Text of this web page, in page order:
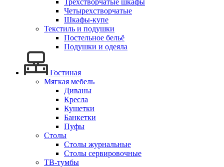
Трехстворчатые шкафы
Четырехстворчатые
Шкафы-купе
Текстиль и подушки
Постельное бельё
Подушки и одеяла
Гостиная
Мягкая мебель
Диваны
Кресла
Кушетки
Банкетки
Пуфы
Столы
Столы журнальные
Столы сервировочные
ТВ-тумбы